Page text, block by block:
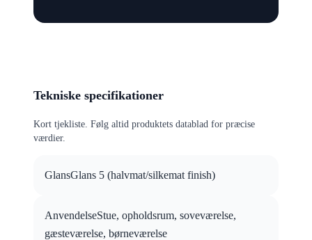
Tekniske specifikationer
Kort tjekliste. Følg altid produktets datablad for præcise
værdier.
GlansGlans 5 (halvmat/silkemat finish)
AnvendelseStue, opholdsrum, soveværelse,
gæsteværelse, børneværelse